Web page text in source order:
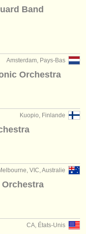
Band
Amsterdam, Pays-Bas
Orchestra
Kuopio, Finlande
VIC, Australie
CA, États-Unis